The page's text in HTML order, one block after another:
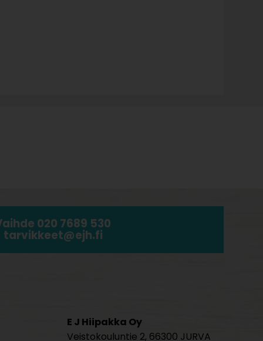
020 7689 530
tarvikkeet@ejh.fi
E J Hiipakka Oy
Veistokouluntie 2, 66300 JURVA